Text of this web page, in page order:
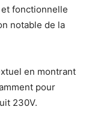
fonctionnelle
notable de la
en montrant
pour
230V.